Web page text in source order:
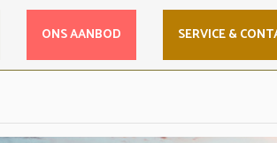
ONS AANBOD SERVICE &